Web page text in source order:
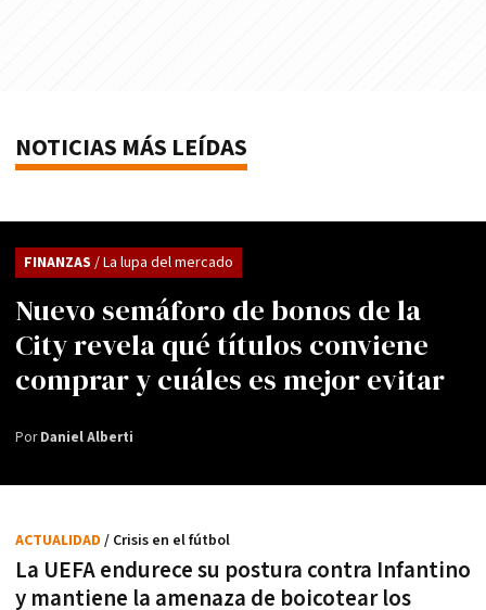
NOTICIAS MÁS LEÍDAS
Nuevo semáforo de bonos de la
City revela qué títulos conviene
comprar y cuáles es mejor evitar
FINANZAS / La lupa del mercado
PorDaniel Alberti
La UEFA endurece su postura contra Infantino
y mantiene la amenaza de boicotear los
ACTUALIDAD / Crisis en el fútbol